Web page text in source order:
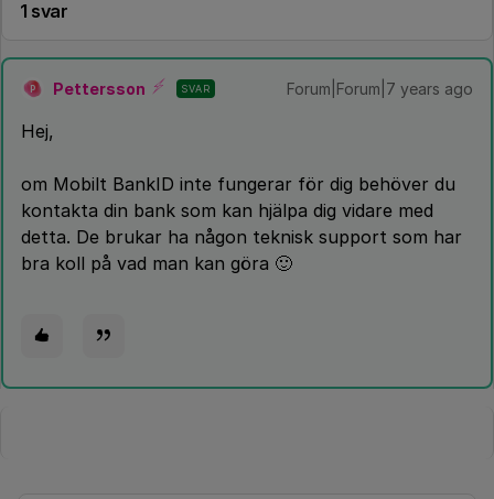
1 svar
P Pettersson SVAR Forum|Forum|7 years ago
Hej,
om Mobilt BankID inte fungerar för dig behöver du
kontakta din bank som kan hjälpa dig vidare med
detta. De brukar ha någon teknisk support som har
bra koll på vad man kan göra 🙂